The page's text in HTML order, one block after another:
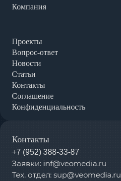
Компания
Проекты
Вопрос-ответ
Новости
Статьи
Контакты
Соглашение
Конфиденциальность
Контакты
+7 (952) 388-33-87
Заявки: inf@veomedia.ru
Тех. отдел: sup@veomedia.ru